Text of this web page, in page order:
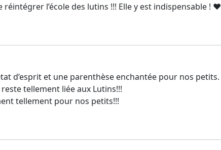
l’école des lutins !!! Elle y est indispensable ! ❤️
d’esprit et une parenthèse enchantée pour nos petits.
tellement liée aux Lutins!!!
tellement pour nos petits!!!